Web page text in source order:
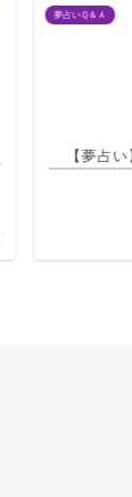
夢占いＱ＆Ａ